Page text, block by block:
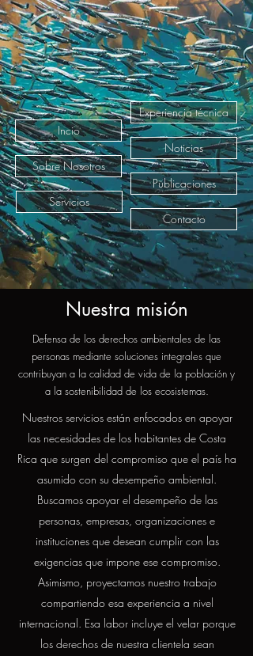
Incio
Sobre Nosotros
Servicios
Experiencia técnica
Noticias
Publicaciones
Contacto
Nuestra misión
Defensa de los derechos ambientales de las
personas mediante soluciones integrales que
contribuyan a la calidad de vida de la población y
a la sostenibilidad de los ecosistemas.
Nuestros servicios están enfocados en apoyar
las necesidades de los habitantes de Costa
Rica que surgen del compromiso que el país ha
asumido con su desempeño ambiental.
Buscamos apoyar el desempeño de las
personas, empresas, organizaciones e
instituciones que desean cumplir con las
exigencias que impone ese compromiso.
Asimismo, proyectamos nuestro trabajo
compartiendo esa experiencia a nivel
internacional. Esa labor incluye el velar porque
los derechos de nuestra clientela sean